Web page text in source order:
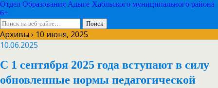
Отдел Образования Адыге-Хабльского муниципального района
6+
Архивы › 10 июня, 2025
10.06.2025
С 1 сентября 2025 года вступают в силу
обновленные нормы педагогической